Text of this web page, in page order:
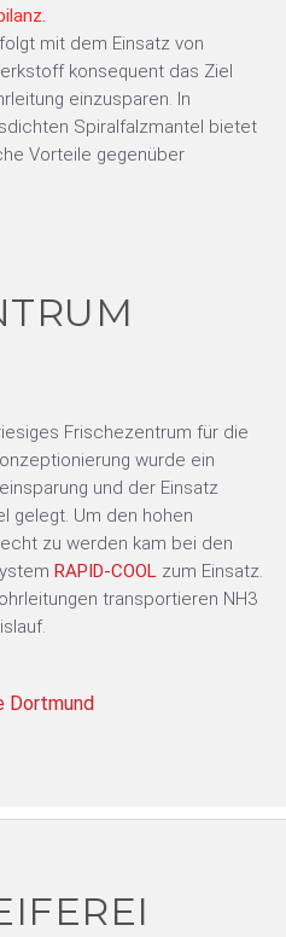
mit dem Einsatz von
konsequent das Ziel
einzusparen. In
Spiralfalzmantel bietet
Vorteile gegenüber
Frischezentrum für die
wurde ein
und der Einsatz
gelegt. Um den hohen
zu werden kam bei den
RAPID-COOL zum Einsatz.
transportieren NH3